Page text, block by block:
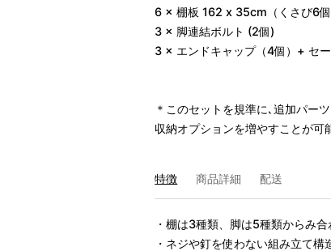
6 × 棚板 162 x 35cm（くさび6個
3 × 脚連結ボルト (2個)
3 × エンドキャップ（4個）+ セ
＊このセットを規準に､追加パー
収納オプションを増やすことが可
特徴 商品詳細 配送
・棚は3種類、脚は5種類からみ
・ネジや釘を使わない組み立て構